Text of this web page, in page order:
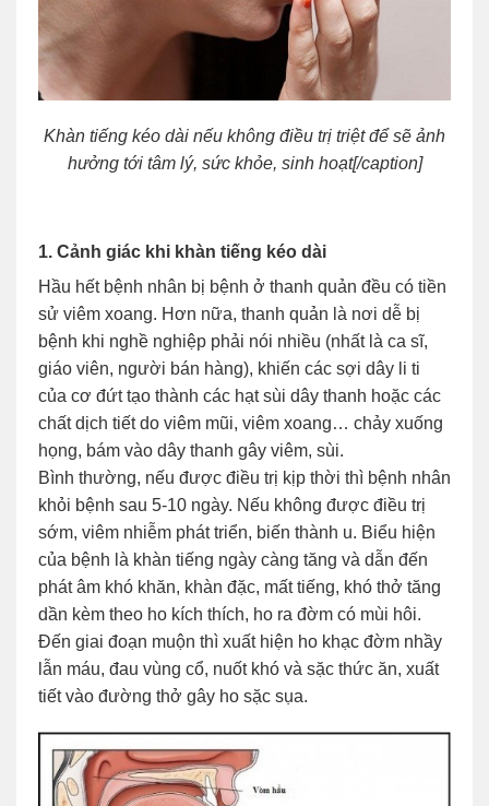
Khàn tiếng kéo dài nếu không điều trị triệt để sẽ ảnh
hưởng tới tâm lý, sức khỏe, sinh hoạt[/caption]
1. Cảnh giác khi khàn tiếng kéo dài
Hầu hết bệnh nhân bị bệnh ở thanh quản đều có tiền
sử viêm xoang. Hơn nữa, thanh quản là nơi dễ bị
bệnh khi nghề nghiệp phải nói nhiều (nhất là ca sĩ,
giáo viên, người bán hàng), khiến các sợi dây li ti
của cơ đứt tạo thành các hạt sùi dây thanh hoặc các
chất dịch tiết do viêm mũi, viêm xoang… chảy xuống
họng, bám vào dây thanh gây viêm, sùi.
Bình thường, nếu được điều trị kịp thời thì bệnh nhân
khỏi bệnh sau 5-10 ngày. Nếu không được điều trị
sớm, viêm nhiễm phát triển, biến thành u. Biểu hiện
của bệnh là khàn tiếng ngày càng tăng và dẫn đến
phát âm khó khăn, khàn đặc, mất tiếng, khó thở tăng
dần kèm theo ho kích thích, ho ra đờm có mùi hôi.
Đến giai đoạn muộn thì xuất hiện ho khạc đờm nhầy
lẫn máu, đau vùng cổ, nuốt khó và sặc thức ăn, xuất
tiết vào đường thở gây ho sặc sụa.